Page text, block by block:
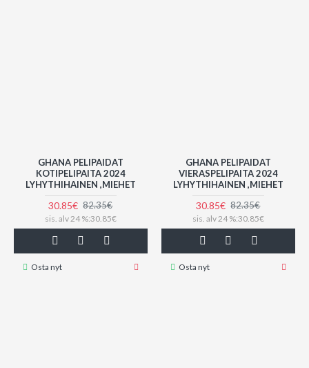
GHANA PELIPAIDAT
KOTIPELIPAITA 2024
LYHYTHIHAINEN ,MIEHET
30.85€ 82.35€
sis. alv 24 %:30.85€
Osta nyt
GHANA PELIPAIDAT
VIERASPELIPAITA 2024
LYHYTHIHAINEN ,MIEHET
30.85€ 82.35€
sis. alv 24 %:30.85€
Osta nyt